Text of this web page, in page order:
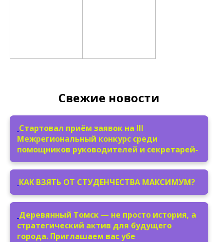
Свежие новости
Стартовал приём заявок на III
Межрегиональный конкурс среди
помощников руководителей и секретарей-
КАК ВЗЯТЬ ОТ СТУДЕНЧЕСТВА МАКСИМУМ?
Деревянный Томск — не просто история, а
стратегический актив для будущего
города. Приглашаем вас убе